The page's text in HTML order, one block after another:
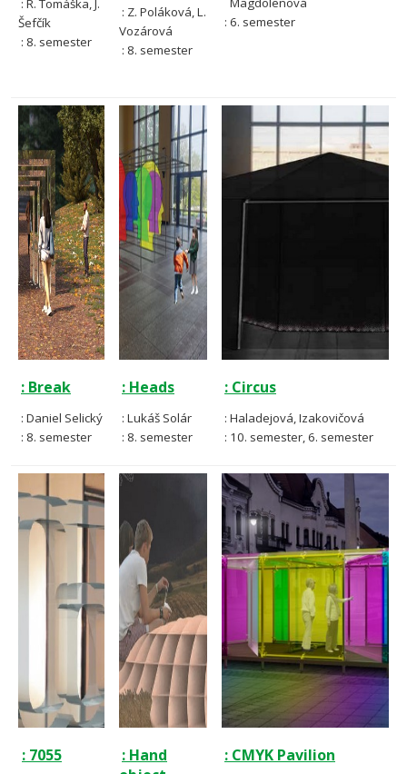
: R. Tomáška, J.
Šefčík
: 8. semester
: Z. Poláková, L.
Vozárová
: 8. semester
: 6. semester
: Break
: Daniel Selický
: 8. semester
: Heads
: Lukáš Solár
: 8. semester
: Circus
: Haladejová, Izakovičová
: 10. semester, 6. semester
: 7055
: Hand
: CMYK Pavilion